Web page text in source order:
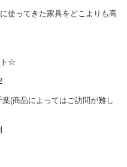
使ってきた家具をどこよりも高
ト☆
(商品によってはご訪問が難し